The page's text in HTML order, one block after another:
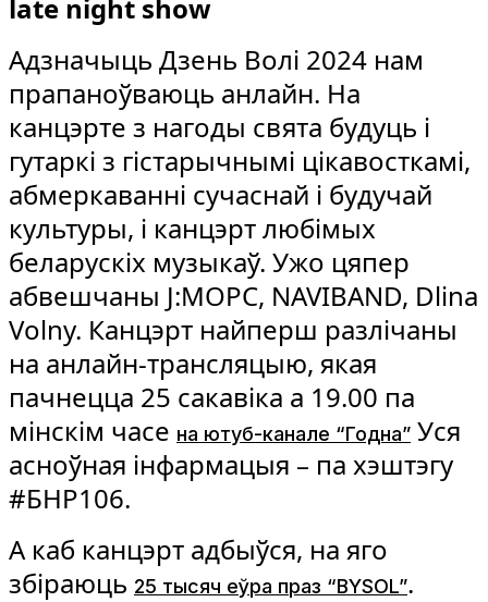
late night show
Адзначыць Дзень Волі 2024 нам
прапаноўваюць анлайн. На
канцэрте з нагоды свята будуць і
гутаркі з гістарычнымі цікавосткамі,
абмеркаванні сучаснай і будучай
культуры, і канцэрт любімых
беларускіх музыкаў. Ужо цяпер
абвешчаны J:МОРС, NAVIBAND, Dlina
Volny. Канцэрт найперш разлічаны
на анлайн-трансляцыю, якая
пачнецца 25 сакавіка а 19.00 па
мінскім часе на ютуб-канале “Годна” Уся
асноўная інфармацыя – па хэштэгу
#БНР106.
А каб канцэрт адбыўся, на яго
збіраюць 25 тысяч еўра праз “BYSOL”.